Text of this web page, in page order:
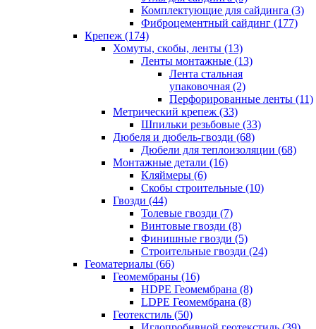
Комплектующие для сайдинга (3)
Фиброцементный сайдинг (177)
Крепеж (174)
Хомуты, скобы, ленты (13)
Ленты монтажные (13)
Лента стальная
упаковочная (2)
Перфорированные ленты (11)
Метрический крепеж (33)
Шпильки резьбовые (33)
Дюбеля и дюбель-гвозди (68)
Дюбели для теплоизоляции (68)
Монтажные детали (16)
Кляймеры (6)
Скобы строительные (10)
Гвозди (44)
Толевые гвозди (7)
Винтовые гвозди (8)
Финишные гвозди (5)
Строительные гвозди (24)
Геоматериалы (66)
Геомембраны (16)
HDPE Геомембрана (8)
LDPE Геомембрана (8)
Геотекстиль (50)